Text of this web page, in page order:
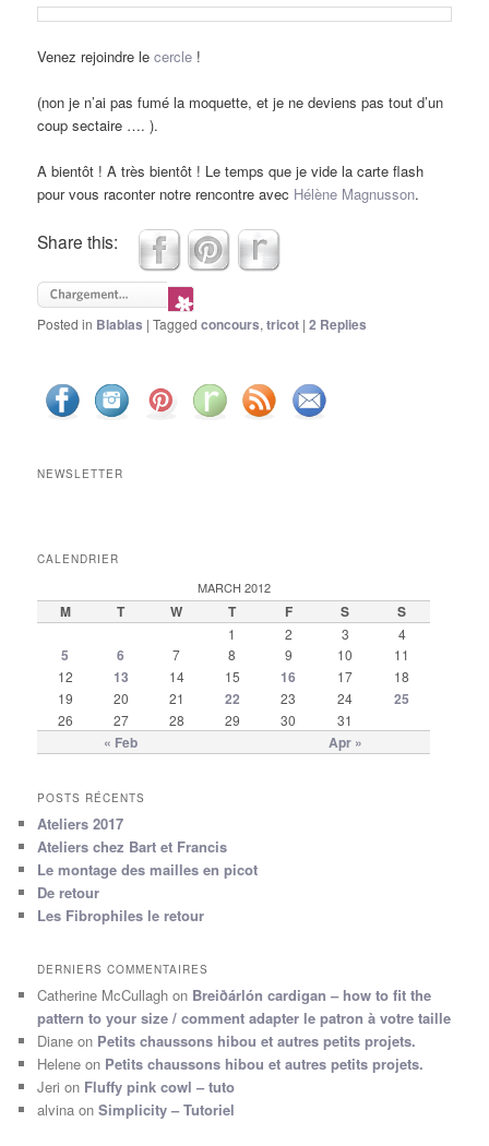
Venez rejoindre lecercle !
(non je n’ai pas fumé la moquette, et je ne deviens pas tout d’un
coup sectaire …. ).
A bientôt ! A très bientôt ! Le temps que je vide la carte flash
pour vous raconter notre rencontre avec Hélène Magnusson.
Share this:
Posted in Blablas |Tagged concours,tricot |2 Replies
NEWSLETTER
CALENDRIER
MARCH 2012
M T W T F S S
« Feb Apr »
1 2 3 4
5 6 7 8 9 10
11
12
13 14 15 16 17
18
19
20 21 22 23 24 25
26 27 28 29 30 31
POSTS RÉCENTS
Ateliers 2017
Ateliers chez Bart et Francis
Le montage des mailles en picot
De retour
Les Fibrophiles le retour
DERNIERS COMMENTAIRES
Catherine McCullagh on Breiðárlón cardigan – how to fit the
pattern to your size / comment adapter le patron à votre taille
Diane on Petits chaussons hibou et autres petits projets.
Helene on Petits chaussons hibou et autres petits projets.
Jeri on Fluffy pink cowl – tuto
alvina onSimplicity – Tutoriel